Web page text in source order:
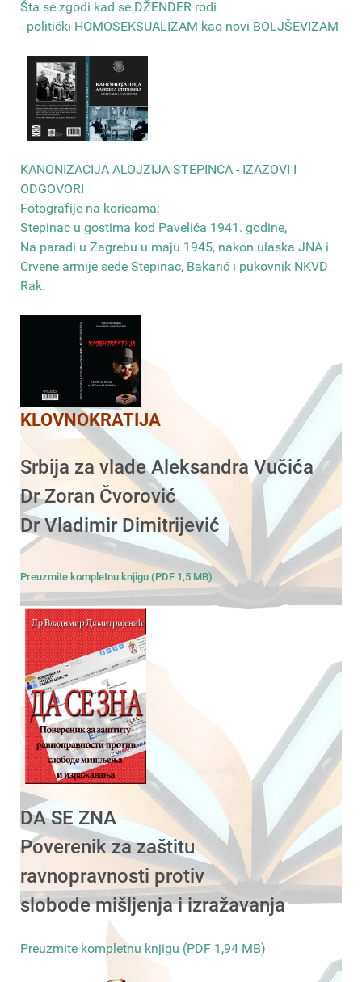
Šta se zgodi kad se DŽENDER rodi
- politički HOMOSEKSUALIZAM kao novi BOLJŠEVIZAM
КANONIZACIJA ALOJZIJA STEPINCA - IZAZOVI I
ODGOVORI
Fotografije na koricama:
Stepinac u gostima kod Pavelića 1941. godine,
Na paradi u Zagrebu u maju 1945, nakon ulaska JNA i
Crvene armije sede Stepinac, Bakarić i pukovnik NKVD
Rak.
KLOVNOKRATIJA
Srbija za vlade Aleksandra Vučića
Dr Zoran Čvorović
Dr Vladimir Dimitrijević
Preuzmite kompletnu knjigu (PDF 1,5 MB)
DA SE ZNA
Poverenik za zaštitu
ravnopravnosti protiv
slobode mišljenja i izražavanja
Preuzmite kompletnu knjigu (PDF 1,94 MB)